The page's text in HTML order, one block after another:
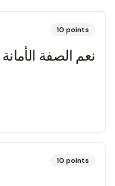
10 points
نعم الصفة
10 points